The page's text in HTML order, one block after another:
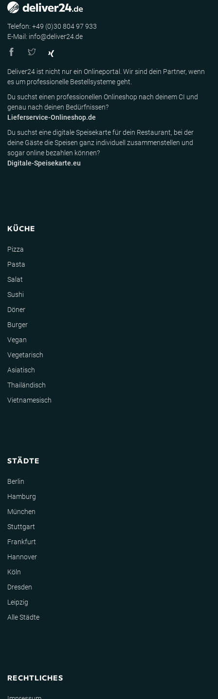
Telefon: +49 (0)30 804 97 933
E-Mail: info@deliver24.de
Deliver24 ist nicht nur ein Onlineportal. Wir sind dein Partner, wenn
es um professionelle Bestellsysteme geht.
Du suchst einen professionellen Onlineshop nach deinem CI und
genau nach deinen Bedürfnissen?
Lieferservice-Onlineshop.de
Du suchst eine digitale Speisekarte für dein Restaurant, bei der
deine Gäste die Speisen ganz individuell zusammenstellen und
sogar online bezahlen können?
Digitale-Speisekarte.eu
KÜCHE
Pizza
Pasta
Salat
Sushi
Döner
Burger
Vegan
Vegetarisch
Asiatisch
Thailändisch
Vietnamesisch
STÄDTE
Berlin
Hamburg
München
Stuttgart
Frankfurt
Hannover
Köln
Dresden
Leipzig
Alle Städte
RECHTLICHES